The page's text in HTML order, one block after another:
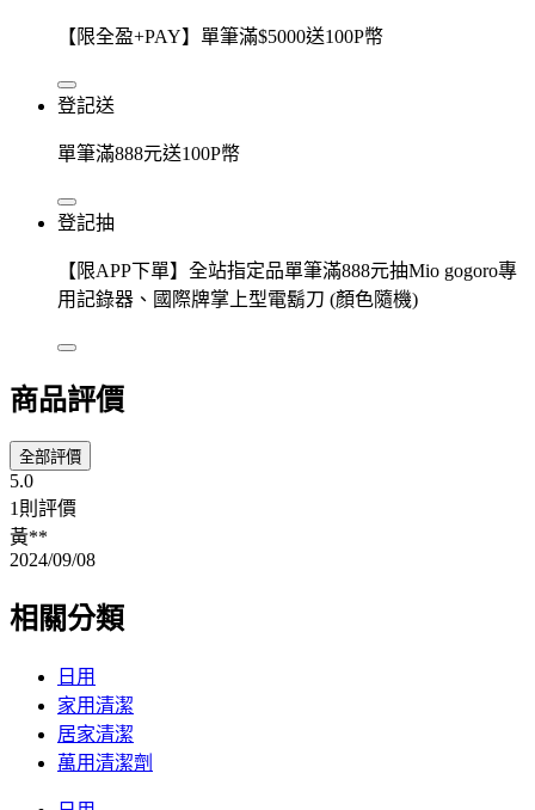
【限全盈+PAY】單筆滿$5000送100P幣
登記送
單筆滿888元送100P幣
登記抽
【限APP下單】全站指定品單筆滿888元抽Mio gogoro專
用記錄器、國際牌掌上型電鬍刀 (顏色隨機)
商品評價
全部評價
5.0
1則評價
黃**
2024/09/08
相關分類
日用
家用清潔
居家清潔
萬用清潔劑